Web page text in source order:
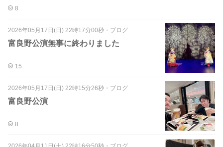
8
2026年05月17日(日) 22時17分00秒 ・ ブログ
富良野公演無事に終わりました
15
2026年05月17日(日) 22時15分26秒 ・ ブログ
富良野公演
8